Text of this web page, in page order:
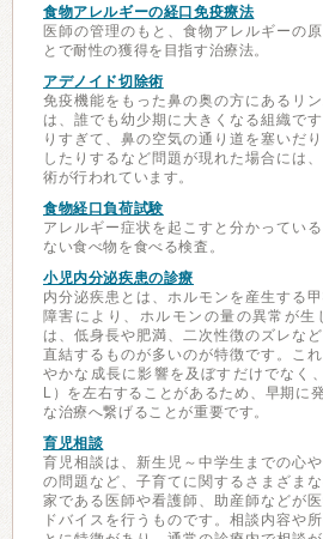
食物アレルギーの経口免疫療法
医師の管理のもと、食物アレルギーの
とで耐性の獲得を目指す治療法。
アデノイド切除術
免疫機能をもった鼻の奥の方にあるリ
は、誰でも幼少期に大きくなる組織で
りすぎて、鼻の空気の通り道を塞いだ
したりするなど問題が現れた場合には
術が行われています。
食物経口負荷試験
アレルギー症状を起こすと分かってい
ない食べ物を食べる検査。
小児内分泌疾患の診療
内分泌疾患とは、ホルモンを産生する
障害により、ホルモンの量の異常が生
は、低身長や肥満、二次性徴のズレな
直結するものが多いのが特徴です。こ
やかな成長に影響を及ぼすだけでなく
L）を左右することがあるため、早期に
な治療へ繋げることが重要です。
育児相談
育児相談は、新生児～中学生までの心
の問題など、子育てに関するさまざま
家である医師や看護師、助産師などが
ドバイスを行うものです。相談内容や